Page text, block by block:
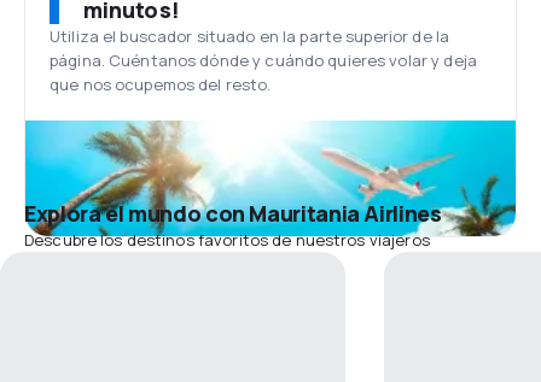
minutos!
Utiliza el buscador situado en la parte superior de la
página. Cuéntanos dónde y cuándo quieres volar y deja
que nos ocupemos del resto.
Explora el mundo con Mauritania Airlines
Descubre los destinos favoritos de nuestros viajeros